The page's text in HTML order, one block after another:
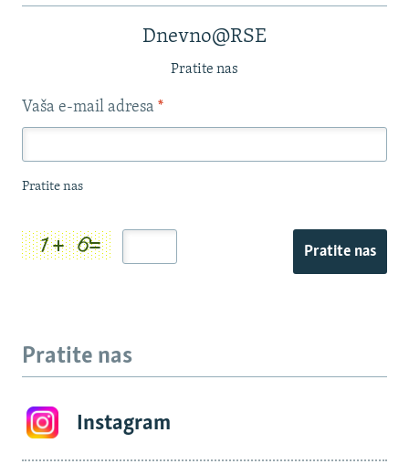
Dnevno@RSE
Pratite nas
Vaša e-mail adresa *
Pratite nas
Pratite nas
Pratite nas
Instagram